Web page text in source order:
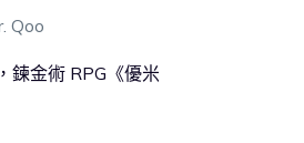
Qoo
鍊金術 RPG《優米